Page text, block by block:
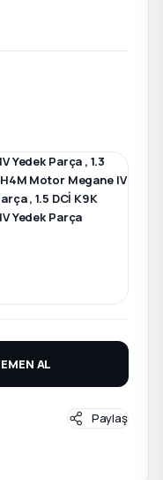
Yedek Parça ,1.3
H4M Motor Megane IV
,1.5 DCİ K9K
Yedek Parça
AL
Paylaş